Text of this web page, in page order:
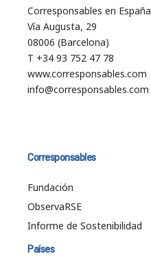
Corresponsables en España
Vía Augusta, 29
08006 (Barcelona)
T +34 93 752 47 78
www.corresponsables.com
info@corresponsables.com
Corresponsables
Fundación
ObservaRSE
Informe de Sostenibilidad
Países